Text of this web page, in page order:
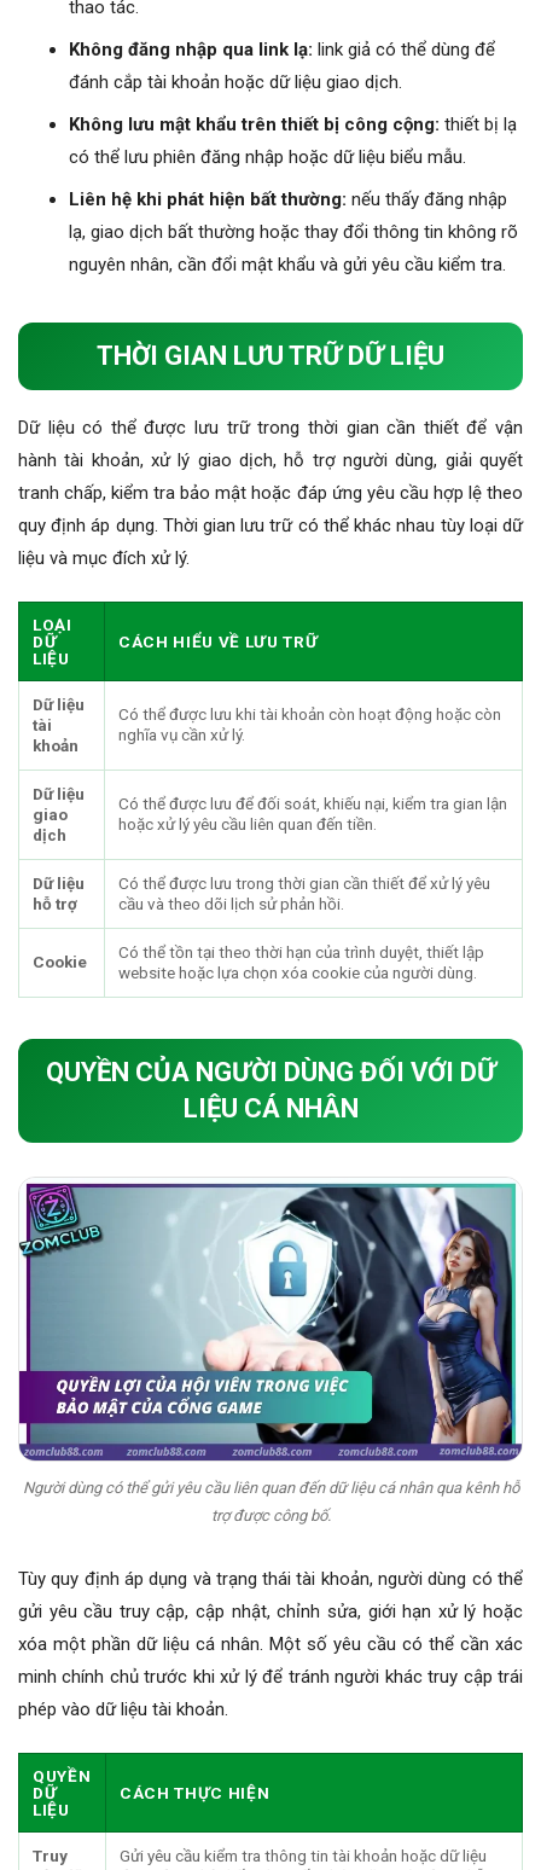
thao tác.
Không đăng nhập qua link lạ: link giả có thể dùng để
đánh cắp tài khoản hoặc dữ liệu giao dịch.
Không lưu mật khẩu trên thiết bị công cộng: thiết bị lạ
có thể lưu phiên đăng nhập hoặc dữ liệu biểu mẫu.
Liên hệ khi phát hiện bất thường: nếu thấy đăng nhập
lạ, giao dịch bất thường hoặc thay đổi thông tin không rõ
nguyên nhân, cần đổi mật khẩu và gửi yêu cầu kiểm tra.
THỜI GIAN LƯU TRỮ DỮ LIỆU
Dữ liệu có thể được lưu trữ trong thời gian cần thiết để vận
hành tài khoản, xử lý giao dịch, hỗ trợ người dùng, giải quyết
tranh chấp, kiểm tra bảo mật hoặc đáp ứng yêu cầu hợp lệ theo
quy định áp dụng. Thời gian lưu trữ có thể khác nhau tùy loại dữ
liệu và mục đích xử lý.
LOẠI
DỮ
LIỆU
CÁCH HIỂU VỀ LƯU TRỮ
Dữ liệu
tài
khoản
Có thể được lưu khi tài khoản còn hoạt động hoặc còn
nghĩa vụ cần xử lý.
Dữ liệu
giao
dịch
Có thể được lưu để đối soát, khiếu nại, kiểm tra gian lận
hoặc xử lý yêu cầu liên quan đến tiền.
Dữ liệu
hỗ trợ
Có thể được lưu trong thời gian cần thiết để xử lý yêu
cầu và theo dõi lịch sử phản hồi.
Cookie
Có thể tồn tại theo thời hạn của trình duyệt, thiết lập
website hoặc lựa chọn xóa cookie của người dùng.
QUYỀN CỦA NGƯỜI DÙNG ĐỐI VỚI DỮ
LIỆU CÁ NHÂN
Người dùng có thể gửi yêu cầu liên quan đến dữ liệu cá nhân qua kênh hỗ
trợ được công bố.
Tùy quy định áp dụng và trạng thái tài khoản, người dùng có thể
gửi yêu cầu truy cập, cập nhật, chỉnh sửa, giới hạn xử lý hoặc
xóa một phần dữ liệu cá nhân. Một số yêu cầu có thể cần xác
minh chính chủ trước khi xử lý để tránh người khác truy cập trái
phép vào dữ liệu tài khoản.
QUYỀN
DỮ
LIỆU
CÁCH THỰC HIỆN
Truy
Gửi yêu cầu kiểm tra thông tin tài khoản hoặc dữ liệu